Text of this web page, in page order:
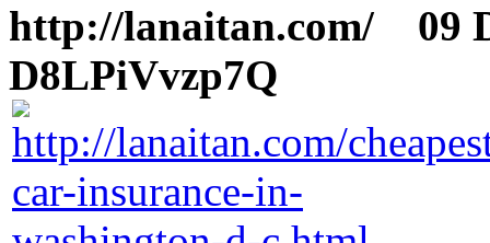
http://lanaitan.com/
09
D8LPiVvzp7Q